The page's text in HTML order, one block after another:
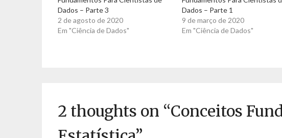
Dados – Parte 3
2 de agosto de 2020
Em "Ciência de Dados"
Dados – Parte 1
9 de março de 2020
Em "Ciência de Dados"
2 thoughts on “Conceitos